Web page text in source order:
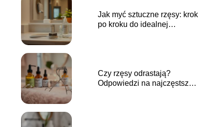
Jak myć sztuczne rzęsy: krok
po kroku do idealnej
Czy rzęsy odrastają?
Odpowiedzi na najczęstsze